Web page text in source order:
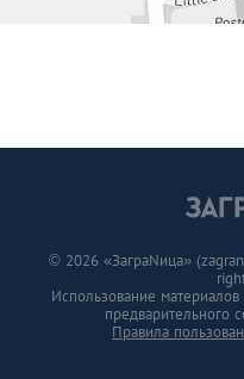
© 2026 «ЗаграNица»
Использование
предварительного
Правила